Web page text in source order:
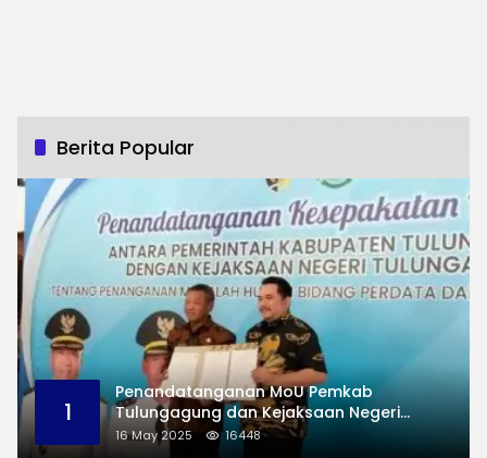
Berita Popular
1
Penandatanganan MoU Pemkab
Tulungagung dan Kejaksaan Negeri
Permasalahan Hukum
16 May 2025 16448